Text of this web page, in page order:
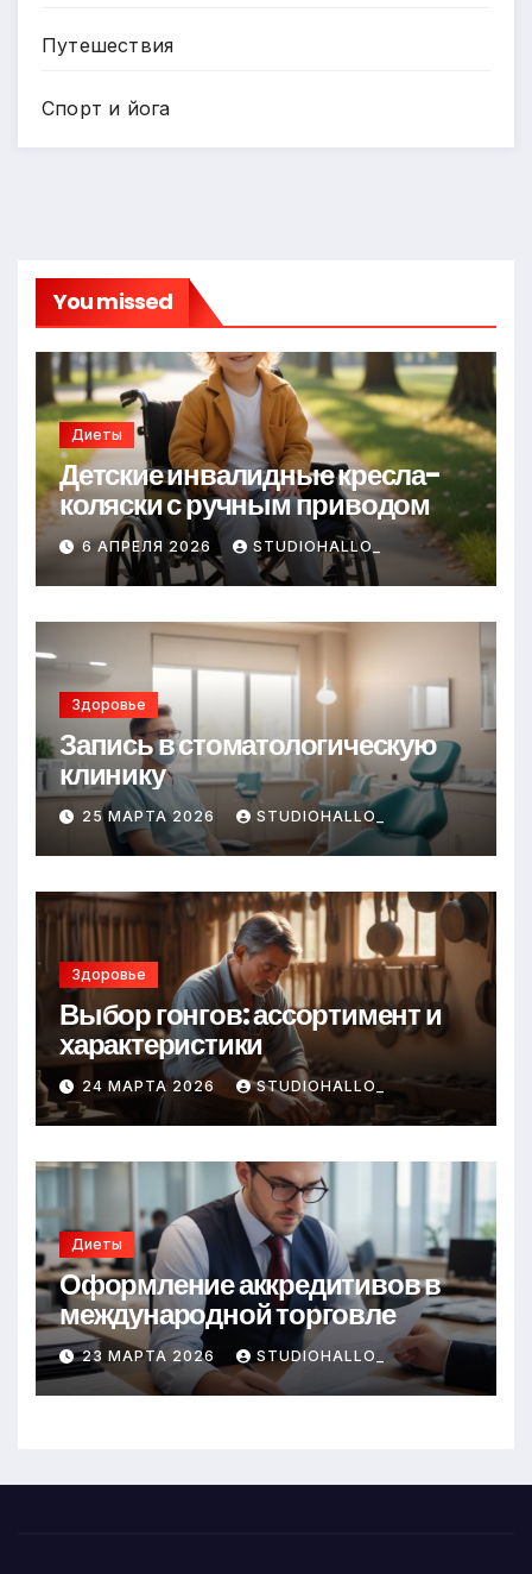
Путешествия
Спорт и йога
You missed
Диеты
Детские инвалидные кресла-
коляски с ручным приводом
6 АПРЕЛЯ 2026 STUDIOHALLO_
Здоровье
Запись в стоматологическую
клинику
25 МАРТА 2026 STUDIOHALLO_
Здоровье
Выбор гонгов: ассортимент и
характеристики
24 МАРТА 2026 STUDIOHALLO_
Диеты
Оформление аккредитивов в
международной торговле
23 МАРТА 2026 STUDIOHALLO_